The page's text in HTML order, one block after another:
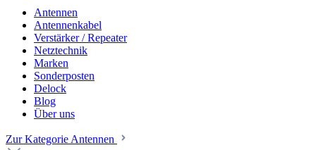
Antennen
Antennenkabel
Verstärker / Repeater
Netztechnik
Marken
Sonderposten
Delock
Blog
Über uns
Zur Kategorie Antennen